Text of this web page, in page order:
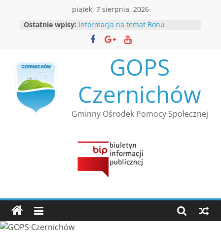
piątek, 7 sierpnia, 2026
Ostatnie wpisy: Informacja na temat Bonu
Ciepłowniczego
Rekrutacja
Ośrodka Pomocy Społecznej
Czernichów
Nabór wniosków w ramach
resortowego programu Ministra
Rodziny, Pracy i Polityki Społecznej
”Opieka wytchnieniowa” dla
Bezpłatna infolinia dla osób
bezdomnych
GOPS
Czernichów
Gminny Ośrodek Pomocy Społecznej